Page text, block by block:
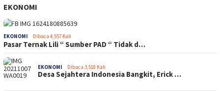
EKONOMI
EKONOMI Dibaca 4,557 Kali
Pasar Ternak Lili “ Sumber PAD “ Tidak d…
EKONOMI Dibaca 3,518 Kali
Desa Sejahtera Indonesia Bangkit, Erick …